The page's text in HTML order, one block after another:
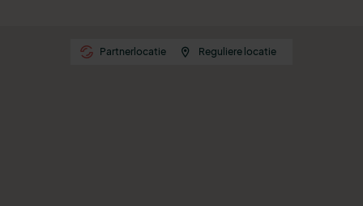
Partnerlocatie Reguliere locatie